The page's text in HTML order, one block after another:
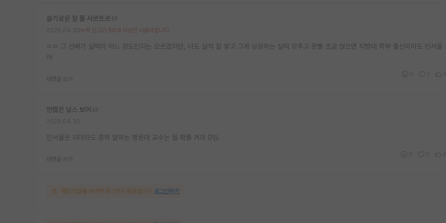
슬기로운 장 폴 사르트르
누적 신고가 50개 이상인 사용자입니다.
ㅇㅇ 그 선배가 실력이 어느 정도인지는 모르겠지만, 너도 실적 잘 쌓고 그게 상응하는 실력 갖추고 운빨 조금 얹으면 지방대 학부 출신이라도 인서울
어
대댓글 쓰기
언짢은 닐스 보어
인서울은 되더라도 흔히 말하는 명문대 교수는 될 확률 거의 0임.
대댓글 쓰기
해당 댓글을 보려면 로그인이 필요합니다. 로그인하기